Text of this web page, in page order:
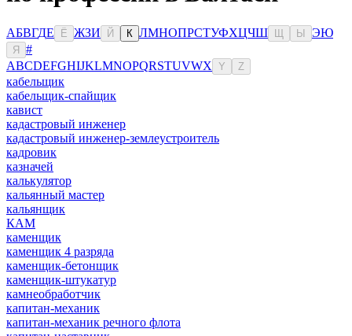
АБВГДЕ Ё ЖЗИ Й К ЛМНОПРСТУФХЦЧШ Ы ЭЮ
Я
#
ABCDEFGHIJKLMNOPQRSTUVWX Y Z
кабельщик
кабельщик-спайщик
кавист
кадастровый инженер
кадастровый инженер-землеустроитель
кадровик
казначей
калькулятор
кальянный мастер
кальянщик
КАМ
каменщик
каменщик 4 разряда
каменщик-бетонщик
каменщик-штукатур
камнеобработчик
капитан-механик
капитан-механик речного флота